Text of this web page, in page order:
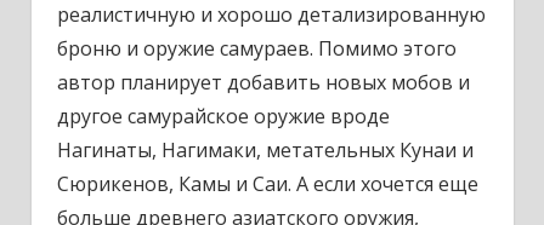
реалистичную и хорошо детализированную
броню и оружие самураев. Помимо этого
автор планирует добавить новых мобов и
другое самурайское оружие вроде
Нагинаты, Нагимаки, метательных Кунаи и
Сюрикенов, Камы и Саи. А если хочется еще
больше древнего азиатского оружия,